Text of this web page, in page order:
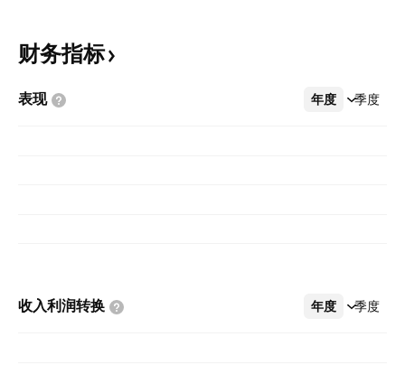
财务指标
表现 年度 季度
更多
收入利润转换 年度 季度
更多